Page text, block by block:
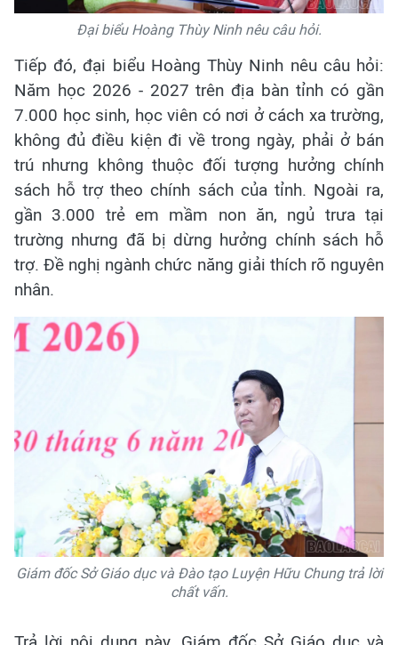
Đại biểu Hoàng Thùy Ninh nêu câu hỏi.
Tiếp đó, đại biểu Hoàng Thùy Ninh nêu câu hỏi:
Năm học 2026 - 2027 trên địa bàn tỉnh có gần
7.000 học sinh, học viên có nơi ở cách xa trường,
không đủ điều kiện đi về trong ngày, phải ở bán
trú nhưng không thuộc đối tượng hưởng chính
sách hỗ trợ theo chính sách của tỉnh. Ngoài ra,
gần 3.000 trẻ em mầm non ăn, ngủ trưa tại
trường nhưng đã bị dừng hưởng chính sách hỗ
trợ. Đề nghị ngành chức năng giải thích rõ nguyên
nhân.
Giám đốc Sở Giáo dục và Đào tạo Luyện Hữu Chung trả lời
chất vấn.